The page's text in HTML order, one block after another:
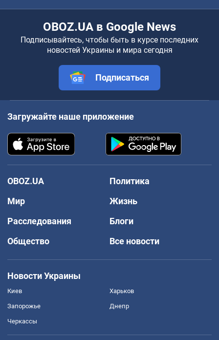
OBOZ.UA в Google News
Подписывайтесь, чтобы быть в курсе последних
новостей Украины и мира сегодня
Подписаться
Загружайте наше приложение
OBOZ.UA
Политика
Мир
Жизнь
Расследования
Блоги
Общество
Все новости
Новости Украины
Киев Харьков
Запорожье Днепр
Черкассы